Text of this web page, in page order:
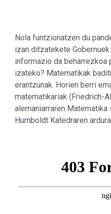
Nola funtzionatzen du
izan ditzatekete
informazio da beharrezkoa
izateko? Matematikak
erantzunak. Horien berri
matematikariak (Friedrich-
alemaniarraren
Humboldt Katedraren